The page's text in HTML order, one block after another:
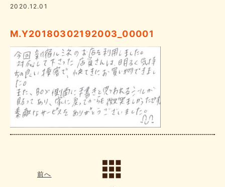
2020.12.01
M.Y20180302192003_00001
前へ